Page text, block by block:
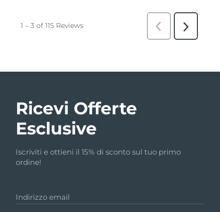
Ricevi Offerte
Esclusive
Iscriviti e ottieni il 15% di sconto sul tuo primo
ordine!
Indirizzo email